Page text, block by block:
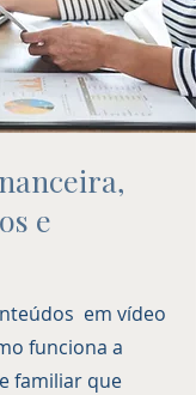
e
em vídeo
funciona a
familiar que